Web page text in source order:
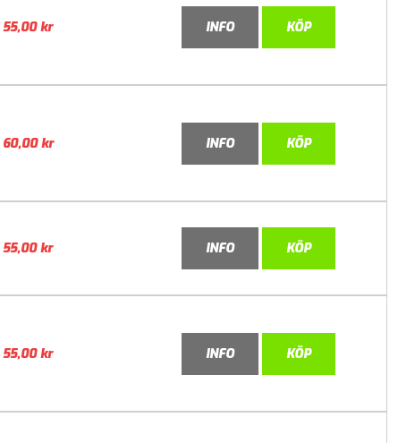
55,00kr INFO KÖP
60,00kr INFO KÖP
55,00kr INFO KÖP
55,00kr INFO KÖP